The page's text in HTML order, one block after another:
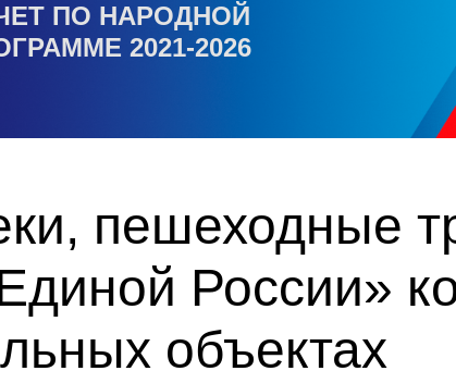
ПО НАРОДНОЙ
2021-2026
пешеходные
России»
объектах